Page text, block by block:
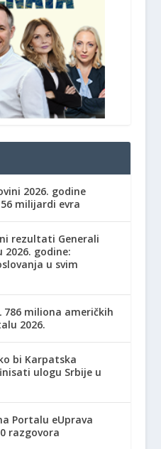
2026. godine
milijardi evra
rezultati Generali
2026. godine:
u svim
786 miliona američkih
2026.
bi Karpatska
ulogu Srbije u
Portalu eUprava
razgovora